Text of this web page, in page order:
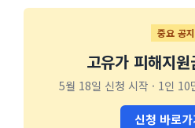
중요 공지
고유가 피해지
5월 18일 신청 시작 · 1인
신청 바로